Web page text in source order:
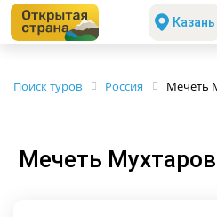
Казань
Поиск туров Россия Мечеть
Мечеть